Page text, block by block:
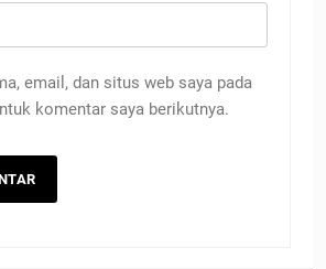
email, dan situs web saya pada
komentar saya berikutnya.